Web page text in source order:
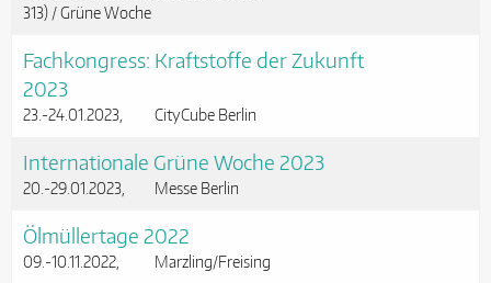
313) / Grüne Woche
Fachkongress: Kraftstoffe der Zukunft
2023
23.-24.01.2023 CityCube Berlin
Internationale Grüne Woche 2023
20.-29.01.2023 Messe Berlin
Ölmüllertage 2022
09.-10.11.2022 Marzling/Freising